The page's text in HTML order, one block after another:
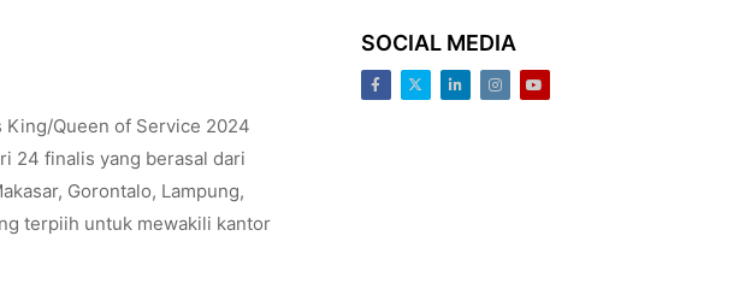
King/Queen of Service 2024
24 finalis yang berasal dari
Gorontalo, Lampung,
terpiih untuk mewakili kantor
SOCIAL MEDIA